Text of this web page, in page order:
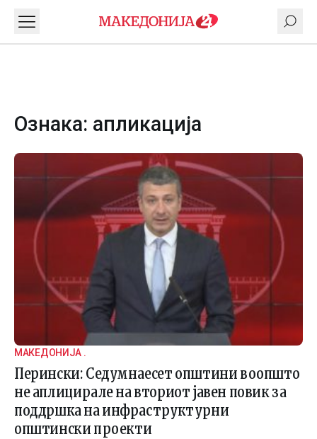
Ознака: апликација
МАКЕДОНИЈА .
Перински: Седумнаесет општини воопшто
не аплицирале на вториот јавен повик за
поддршка на инфраструктурни
општински проекти